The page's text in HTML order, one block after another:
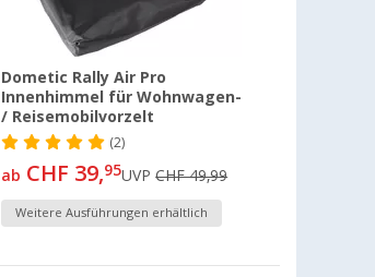
Dometic Rally Air Pro
Innenhimmel für Wohnwagen-
/ Reisemobilvorzelt
(2)
ab CHF 39,95UVPCHF 49,99
Weitere Ausführungen erhältlich